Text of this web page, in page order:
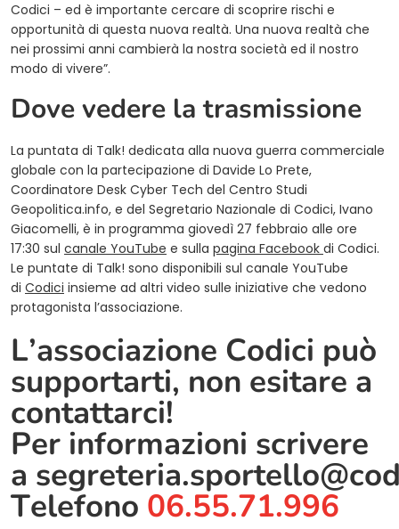
Codici – ed è importante cercare di scoprire rischi e
opportunità di questa nuova realtà. Una nuova realtà che
nei prossimi anni cambierà la nostra società ed il nostro
modo di vivere”.
Dove vedere la trasmissione
La puntata di Talk! dedicata alla nuova guerra commerciale
globale con la partecipazione di Davide Lo Prete,
Coordinatore Desk Cyber Tech del Centro Studi
Geopolitica.info, e del Segretario Nazionale di Codici, Ivano
Giacomelli, è in programma giovedì 27 febbraio alle ore
17:30 sul canale YouTube e sulla pagina Facebook di Codici.
Le puntate di Talk! sono disponibili sul canale YouTube
di Codici insieme ad altri video sulle iniziative che vedono
protagonista l’associazione.
L’associazione Codici può
supportarti, non esitare a
contattarci!
Per informazioni scrivere
a
Telefono 06.55.71.996